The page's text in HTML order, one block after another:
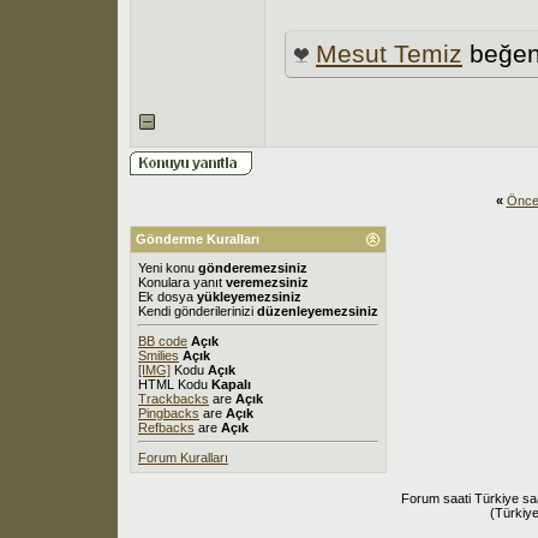
Mesut Temiz
«
Gönderme Kuralları
Yeni konu gönderemezsiniz
Konulara yanıt veremezsiniz
Ek dosya yükleyemezsiniz
Kendi gönderilerinizi düzenleyemezsiniz
BB code Açık
Smilies Açık
[IMG] Kodu Açık
HTML Kodu Kapalı
Trackbacks are Açık
Pingbacks are Açık
Refbacks are Açık
Forum Kuralları
Forum saati Türkiye